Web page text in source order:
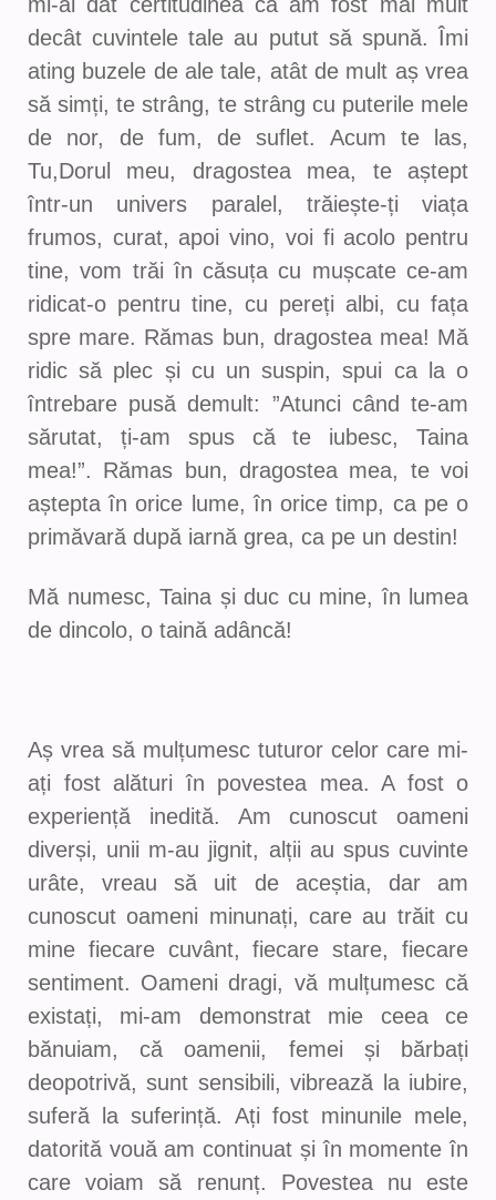
decât cuvintele tale au putut să spună. Îmi
ating buzele de ale tale, atât de mult aș vrea
să simți, te strâng, te strâng cu puterile mele
de nor, de fum, de suflet. Acum te las,
Tu,Dorul meu, dragostea mea, te aștept
într-un univers paralel, trăiește-ți viața
frumos, curat, apoi vino, voi fi acolo pentru
tine, vom trăi în căsuța cu mușcate ce-am
ridicat-o pentru tine, cu pereți albi, cu fața
spre mare. Rămas bun, dragostea mea! Mă
ridic să plec și cu un suspin, spui ca la o
întrebare pusă demult: ”Atunci când te-am
sărutat, ți-am spus că te iubesc, Taina
mea!”. Rămas bun, dragostea mea, te voi
aștepta în orice lume, în orice timp, ca pe o
primăvară după iarnă grea, ca pe un destin!
Mă numesc, Taina și duc cu mine, în lumea
de dincolo, o taină adâncă!
Aș vrea să mulțumesc tuturor celor care mi-
ați fost alături în povestea mea. A fost o
experiență inedită. Am cunoscut oameni
diverși, unii m-au jignit, alții au spus cuvinte
urâte, vreau să uit de aceștia, dar am
cunoscut oameni minunați, care au trăit cu
mine fiecare cuvânt, fiecare stare, fiecare
sentiment. Oameni dragi, vă mulțumesc că
existați, mi-am demonstrat mie ceea ce
bănuiam, că oamenii, femei și bărbați
deopotrivă, sunt sensibili, vibrează la iubire,
suferă la suferință. Ați fost minunile mele,
datorită vouă am continuat și în momente în
care voiam să renunț. Povestea nu este